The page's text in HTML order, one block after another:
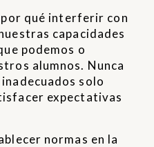
qué interferir con
capacidades
podemos o
alumnos. Nunca
solo
expectativas
normas en la